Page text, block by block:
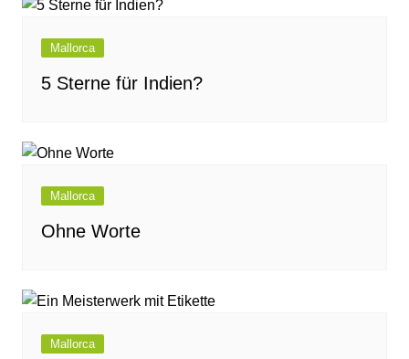
Mallorca
5 Sterne für Indien?
Mallorca
Ohne Worte
Mallorca